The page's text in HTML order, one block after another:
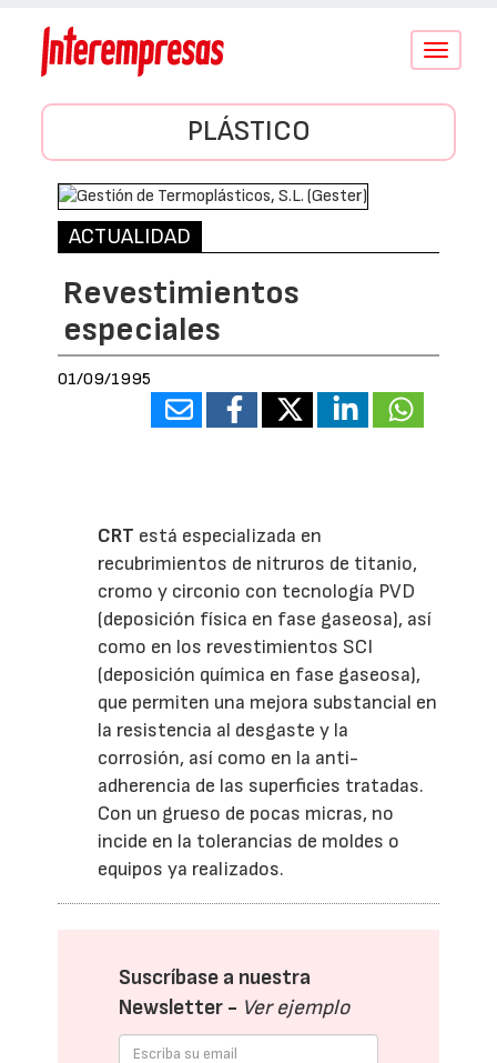
Conmutar
PLÁSTICO
ACTUALIDAD
Revestimientos
especiales
01/09/1995
CRT está especializada en
recubrimientos de nitruros de titanio,
cromo y circonio con tecnología PVD
(deposición física en fase gaseosa), así
como en los revestimientos SCI
(deposición química en fase gaseosa),
que permiten una mejora substancial en
la resistencia al desgaste y la
corrosión, así como en la anti-
adherencia de las superficies tratadas.
Con un grueso de pocas micras, no
incide en la tolerancias de moldes o
equipos ya realizados.
Suscríbase a nuestra
Newsletter - Ver ejemplo